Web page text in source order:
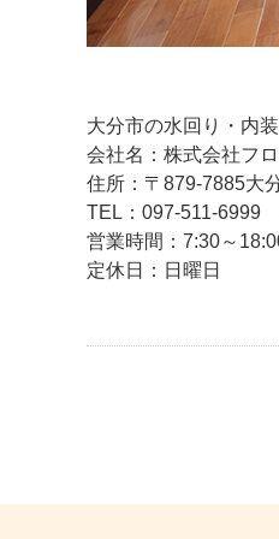
大分市の水回り・内
会社名：株式会社フ
住所：〒879-7885大
TEL：097-511-6999
営業時間：7:30～
定休日：日曜日